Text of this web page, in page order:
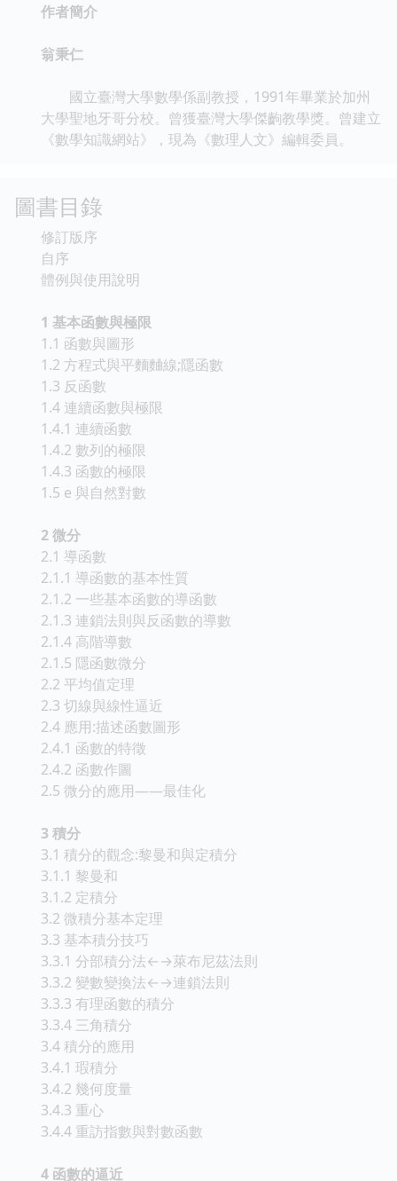
作者簡介
翁秉仁
國立臺灣大學數學係副教授，1991年畢業於加州
大學聖地牙哥分校。曾獲臺灣大學傑齣教學獎。曾建立
《數學知識網站》，現為《數理人文》編輯委員。
圖書目錄
修訂版序
自序
體例與使用說明
1 基本函數與極限
1.1 函數與圖形
1.2 方程式與平麵麯線;隱函數
1.3 反函數
1.4 連續函數與極限
1.4.1 連續函數
1.4.2 數列的極限
1.4.3 函數的極限
1.5 e 與自然對數
2 微分
2.1 導函數
2.1.1 導函數的基本性質
2.1.2 一些基本函數的導函數
2.1.3 連鎖法則與反函數的導數
2.1.4 高階導數
2.1.5 隱函數微分
2.2 平均值定理
2.3 切線與線性逼近
2.4 應用:描述函數圖形
2.4.1 函數的特徵
2.4.2 函數作圖
2.5 微分的應用——最佳化
3 積分
3.1 積分的觀念:黎曼和與定積分
3.1.1 黎曼和
3.1.2 定積分
3.2 微積分基本定理
3.3 基本積分技巧
3.3.1 分部積分法←→萊布尼茲法則
3.3.2 變數變換法←→連鎖法則
3.3.3 有理函數的積分
3.3.4 三角積分
3.4 積分的應用
3.4.1 瑕積分
3.4.2 幾何度量
3.4.3 重心
3.4.4 重訪指數與對數函數
4 函數的逼近